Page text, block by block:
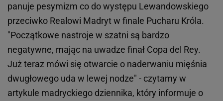
panuje pesymizm co do występu Lewandowskiego
przeciwko Realowi Madryt w finale Pucharu Króla.
"Początkowe nastroje w szatni są bardzo
negatywne, mając na uwadze finał Copa del Rey.
Już teraz mówi się otwarcie o naderwaniu mięśnia
dwugłowego uda w lewej nodze" - czytamy w
artykule madryckiego dziennika, który informuje o